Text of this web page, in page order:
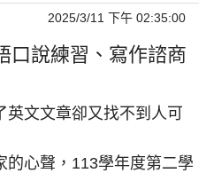
2025/3/11 下午 02:35:00
口說練習、寫作諮商
文文章卻又找不到人可
的心聲，113學年度第二學